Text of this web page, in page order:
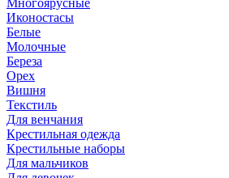
Многоярусные
Иконостасы
Белые
Молочные
Береза
Орех
Вишня
Текстиль
Для венчания
Крестильная одежда
Крестильные наборы
Для мальчиков